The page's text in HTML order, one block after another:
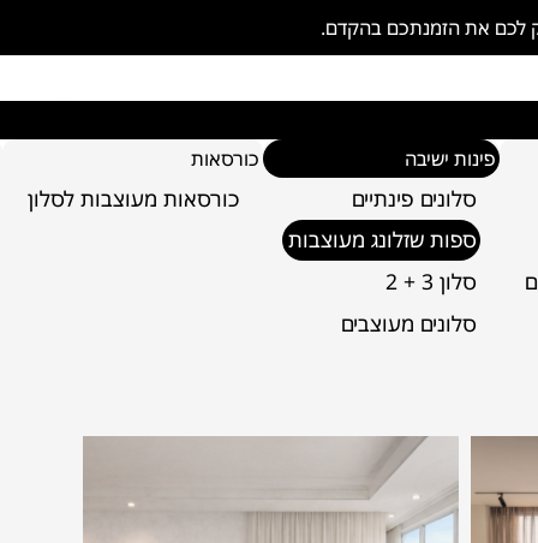
לכם את הזמנתכם בהקדם.
פינות ישיבה
סלונים פינתיים
ספות שזלונג מעוצבות
סלון 3 + 2
סלונים מעוצבים
כורסאות
כורסאות מעוצבות לסלון